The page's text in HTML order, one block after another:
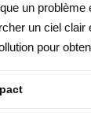
un problème
un ciel clair
pour